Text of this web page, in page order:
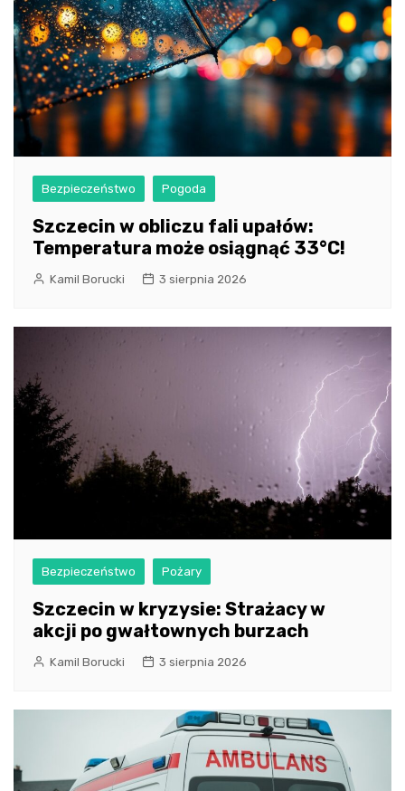
Bezpieczeństwo Pogoda
Szczecin w obliczu fali upałów:
Temperatura może osiągnąć 33°C!
Kamil Borucki 3 sierpnia 2026
Bezpieczeństwo Pożary
Szczecin w kryzysie: Strażacy w
akcji po gwałtownych burzach
Kamil Borucki 3 sierpnia 2026